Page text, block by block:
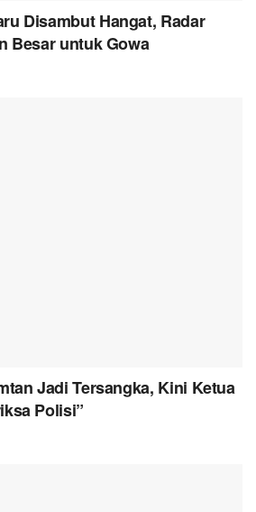
Disambut Hangat, Radar
Besar untuk Gowa
Jadi Tersangka, Kini Ketua
Polisi”